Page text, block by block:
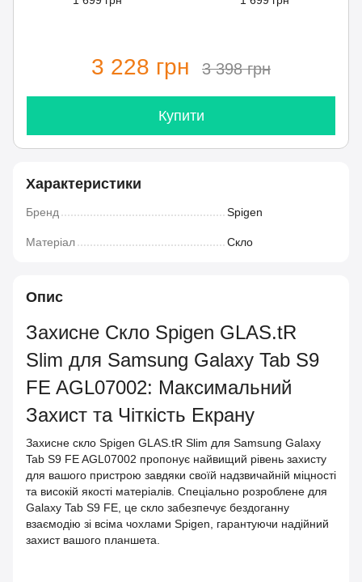
3 228 грн 3 398 грн
Купити
Характеристики
Бренд Spigen
Матеріал Скло
Опис
Захисне Скло Spigen GLAS.tR
Slim для Samsung Galaxy Tab S9
FE AGL07002: Максимальний
Захист та Чіткість Екрану
Захисне скло Spigen GLAS.tR Slim для Samsung Galaxy
Tab S9 FE AGL07002 пропонує найвищий рівень захисту
для вашого пристрою завдяки своїй надзвичайній міцності
та високій якості матеріалів. Спеціально розроблене для
Galaxy Tab S9 FE, це скло забезпечує бездоганну
взаємодію зі всіма чохлами Spigen, гарантуючи надійний
захист вашого планшета.